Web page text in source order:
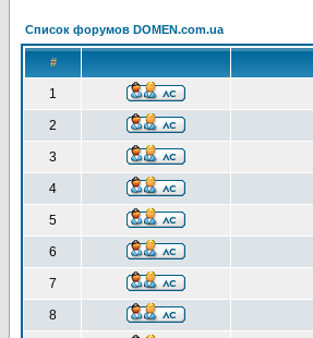
Список форумов DOMEN.com.ua
#
1
2
3
4
5
6
7
8